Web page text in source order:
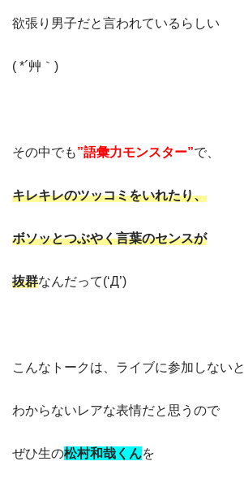
欲張り男子だと言われているらしい
( *´艸｀)
その中でも”語彙力モンスター”で、
キレキレのツッコミをいれたり、
ボソッとつぶやく言葉のセンスが
抜群なんだって(‘Д’)
こんなトークは、ライブに参加しないと
わからないレアな表情だと思うので
ぜひ生の松村和哉くんを